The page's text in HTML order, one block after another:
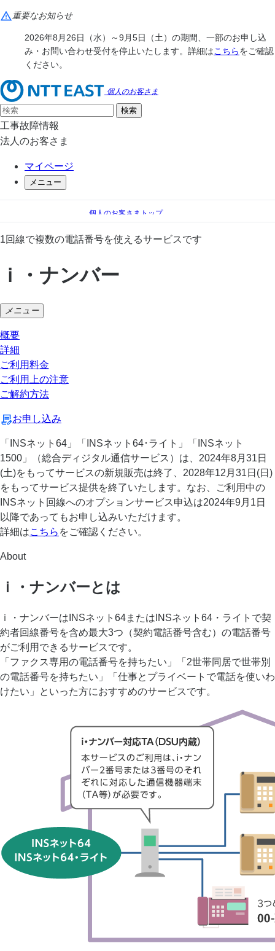
重要なお知らせ
2026年8月26日（水）～9月5日（土）の期間、一部のお申し込
み・お問い合わせ受付を停止いたします。詳細はこちらをご確認
ください。
個人のお客さま
工事故障情報
法人のお客さま
マイページ
メニュー
個人のお客さまトップ
電話
電話 オプションサービス一覧
ｉ・ナンバー
1回線で複数の電話番号を使えるサービスです
ｉ・ナンバー
メニュー
概要
詳細
ご利用料金
ご利用上の注意
ご解約方法
お申し込み
「INSネット64」「INSネット64･ライト」「INSネット
1500」（総合ディジタル通信サービス）は、2024年8月31日
(土)をもってサービスの新規販売は終了、2028年12月31日(日)
をもってサービス提供を終了いたします。なお、ご利用中の
INSネット回線へのオプションサービス申込は2024年9月1日
以降であってもお申し込みいただけます。
詳細はこちら をご確認ください。
About
ｉ・ナンバーとは
ｉ・ナンバーはINSネット64またはINSネット64・ライトで契
約者回線番号を含め最大3つ（契約電話番号含む）の電話番号
がご利用できるサービスです。
「ファクス専用の電話番号を持ちたい」「2世帯同居で世帯別
の電話番号を持ちたい」「仕事とプライベートで電話を使いわ
けたい」といった方におすすめのサービスです。